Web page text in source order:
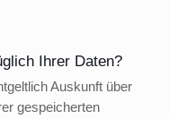
Ihrer Daten?
Auskunft über
gespeicherten